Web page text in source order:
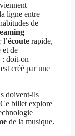
viennent
ligne entre
de
l’écoute rapide,
et de
: doit-on
créé par une
doivent-ils
Ce billet explore
de la musique.